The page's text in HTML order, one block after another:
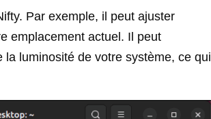
Par exemple, il peut ajuster
emplacement actuel. Il peut
luminosité de votre système, ce qui